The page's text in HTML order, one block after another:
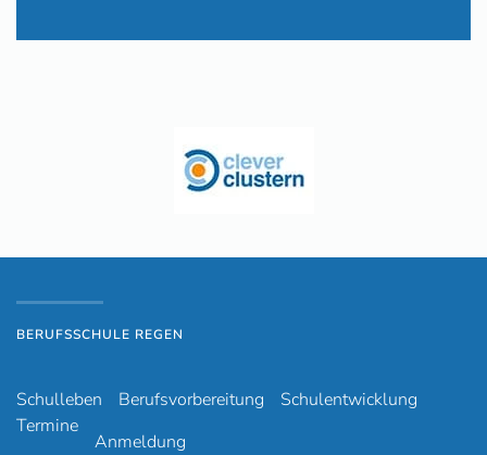
BERUFSSCHULE REGEN
Schulleben Berufsvorbereitung
Schulentwicklung
Termine
Anmeldung